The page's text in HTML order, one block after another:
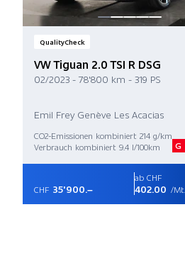
QualityCheck
VW Tiguan 2.0 TSI R DSG
02/2023 - 78'800 km - 319 PS
Emil Frey Genève Les Acacias
CO2-Emissionen kombiniert 214 g/km
Verbrauch kombiniert 9.4 l/100km
G
CHF 35'900.–
ab CHF
402.00 /Mt.